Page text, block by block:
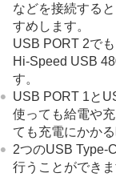
などを接続する
すめします。
USB PORT 2で
Hi-Speed USB
す。
USB PORT 1と
使っても給電や
ても充電にかか
2つのUSB Type-
行うことができ